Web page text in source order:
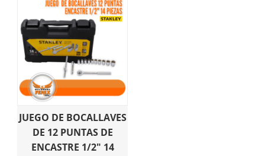
JUEGO DE BOCALLAVES
DE 12 PUNTAS DE
ENCASTRE 1/2″ 14